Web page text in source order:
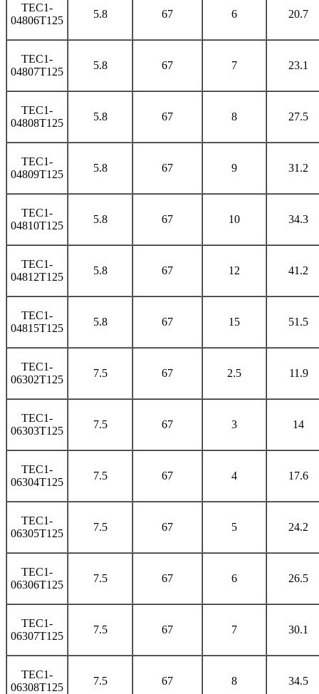
TEC1-
04806T125
5.8 67 6 20.7
TEC1-
04807T125
5.8 67 7 23.1
TEC1-
04808T125
5.8 67 8 27.5
TEC1-
04809T125
5.8 67 9 31.2
TEC1-
04810T125
5.8 67 10 34.3
TEC1-
04812T125
5.8 67 12 41.2
TEC1-
04815T125
5.8 67 15 51.5
TEC1-
06302T125
7.5 67 2.5 11.9
TEC1-
06303T125
7.5 67 3 14
TEC1-
06304T125
7.5 67 4 17.6
TEC1-
06305T125
7.5 67 5 24.2
TEC1-
06306T125
7.5 67 6 26.5
TEC1-
06307T125
7.5 67 7 30.1
TEC1-
06308T125
7.5 67 8 34.5